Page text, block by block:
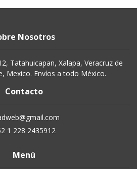
Nosotros
Tatahuicapan, Xalapa, Veracruz de
Mexico. Envíos a todo México.
Contacto
1 228 2435912
Menú